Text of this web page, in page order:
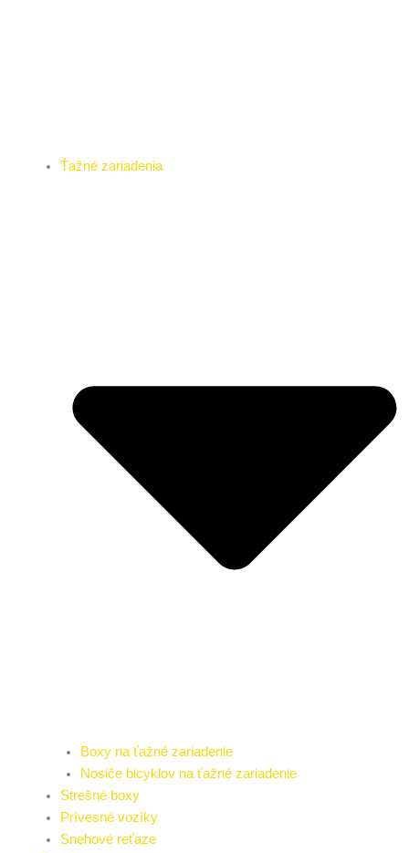
Ťažné zariadenia
Boxy na ťažné zariadenie
Nosiče bicyklov na ťažné zariadenie
Strešné boxy
Prívesné vozíky
Snehové reťaze